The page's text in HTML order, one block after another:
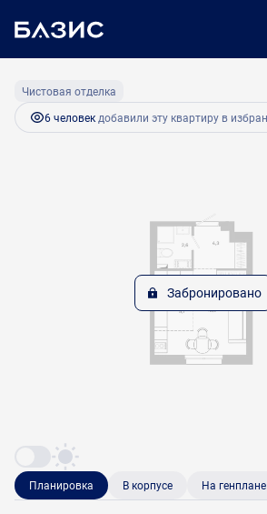
Студия24 м2
Чистовая отделка
6 человек добавили эту квартиру в
Забронировано
Планировка В корпусе На генплане